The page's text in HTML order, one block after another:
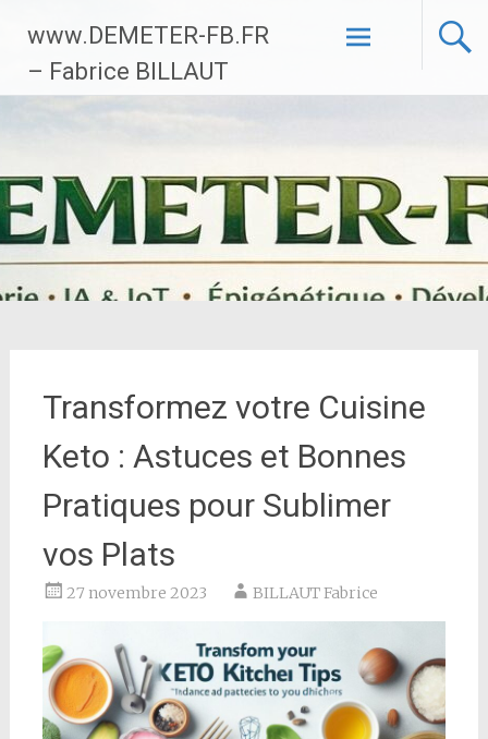
contenu
principal
www.DEMETER-FB.FR
– Fabrice BILLAUT
Transformez votre Cuisine
Keto : Astuces et Bonnes
Pratiques pour Sublimer
vos Plats
27 novembre 2023 BILLAUT Fabrice